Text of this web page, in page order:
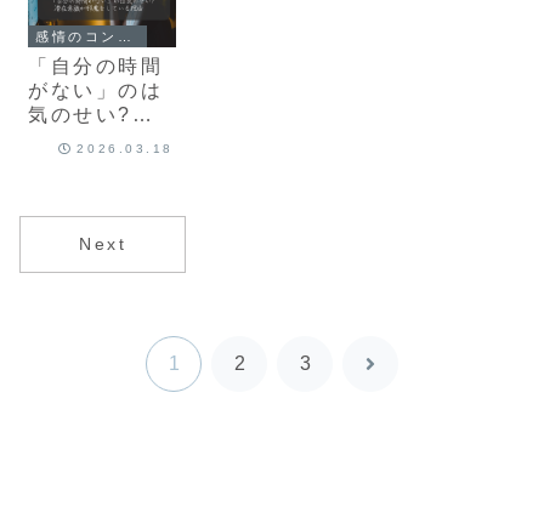
「自分の時間
がない」のは
気のせい?潜
在意識が邪魔
2026.03.18
Next
1 2 3
次